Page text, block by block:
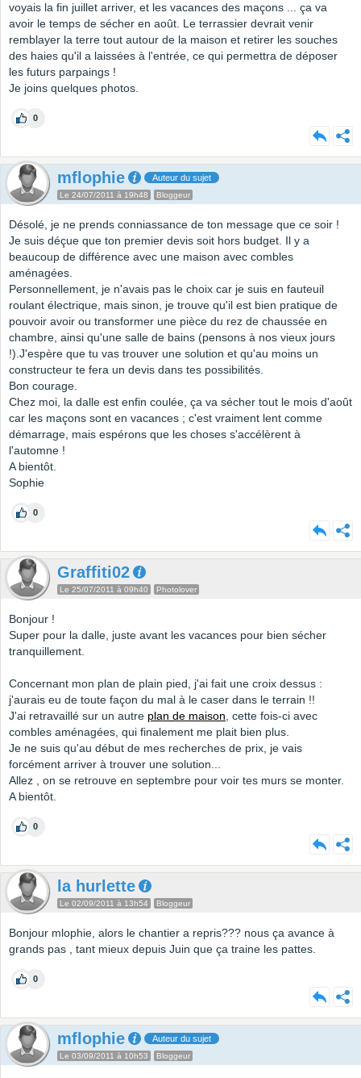
voyais la fin juillet arriver, et les vacances des maçons ... ça va
avoir le temps de sécher en août. Le terrassier devrait venir
remblayer la terre tout autour de la maison et retirer les souches
des haies qu'il a laissées à l'entrée, ce qui permettra de déposer
les futurs parpaings !
Je joins quelques photos.
0
mflophie Auteur du sujet
Le 24/07/2011 à 19h48 Bloggeur
Désolé, je ne prends conniassance de ton message que ce soir !
Je suis déçue que ton premier devis soit hors budget. Il y a
beaucoup de différence avec une maison avec combles
aménagées.
Personnellement, je n'avais pas le choix car je suis en fauteuil
roulant électrique, mais sinon, je trouve qu'il est bien pratique de
pouvoir avoir ou transformer une pièce du rez de chaussée en
chambre, ainsi qu'une salle de bains (pensons à nos vieux jours
!).J'espère que tu vas trouver une solution et qu'au moins un
constructeur te fera un devis dans tes possibilités.
Bon courage.
Chez moi, la dalle est enfin coulée, ça va sécher tout le mois d'août
car les maçons sont en vacances ; c'est vraiment lent comme
démarrage, mais espérons que les choses s'accélèrent à
l'automne !
A bientôt.
Sophie
0
Graffiti02
Le 25/07/2011 à 09h40 Photolover
Bonjour !
Super pour la dalle, juste avant les vacances pour bien sécher
tranquillement.
Concernant mon plan de plain pied, j'ai fait une croix dessus :
j'aurais eu de toute façon du mal à le caser dans le terrain !!
J'ai retravaillé sur un autre plan de maison, cette fois-ci avec
combles aménagées, qui finalement me plait bien plus.
Je ne suis qu'au début de mes recherches de prix, je vais
forcément arriver à trouver une solution...
Allez , on se retrouve en septembre pour voir tes murs se monter.
A bientôt.
0
la hurlette
Le 02/09/2011 à 13h54 Bloggeur
Bonjour mlophie, alors le chantier a repris??? nous ça avance à
grands pas , tant mieux depuis Juin que ça traine les pattes.
0
mflophie Auteur du sujet
Le 03/09/2011 à 10h53 Bloggeur